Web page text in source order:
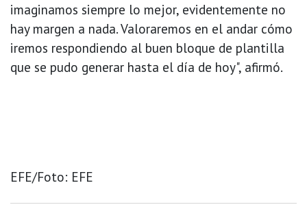
imaginamos siempre lo mejor, evidentemente no
hay margen a nada. Valoraremos en el andar cómo
iremos respondiendo al buen bloque de plantilla
que se pudo generar hasta el día de hoy", afirmó.
EFE/Foto: EFE